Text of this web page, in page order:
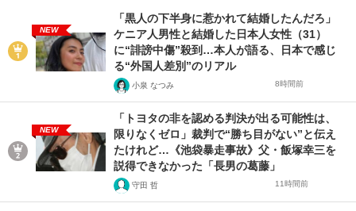
NEW
「黒人の下半身に惹かれて結婚したんだろ」
ケニア人男性と結婚した日本人女性（31）
に“誹謗中傷”殺到…本人が語る、日本で感じ
る“外国人差別”のリアル
小泉 なつみ 8時間前
NEW
「トヨタの非を認める判決が出る可能性は、
限りなくゼロ」裁判で“勝ち目がない”と伝え
たけれど…《池袋暴走事故》父・飯塚幸三を
説得できなかった「長男の葛藤」
守田 哲 11時間前